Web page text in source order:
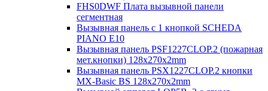
FHS0DWF Плата вызывной панели
сегментная
Вызывная панель с 1 кнопкой SCHEDA
PIANO E10
Вызывная панель PSF1227CLOP.2 (пожарная
мет.кнопки) 128х270х2mm
Вызывная панель PSX1227CLOP.2 кнопки
MX-Basic BS 128х270х2mm